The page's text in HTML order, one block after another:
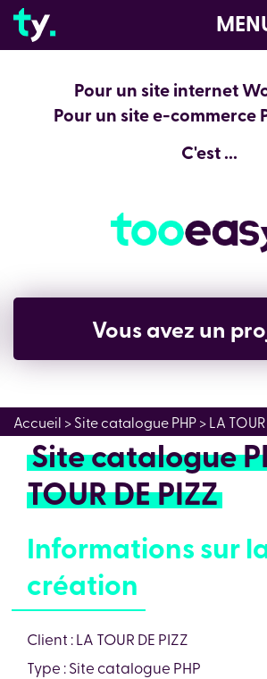
04 28 99 00 80
Wordpress ?
Prestashop ?
un projet ?
Accueil > Site catalogue PHP > LA TOUR
Site catalogue
TOUR DE PIZZ
Informations sur
création
Client : LA TOUR DE PIZZ
Type : Site catalogue PHP